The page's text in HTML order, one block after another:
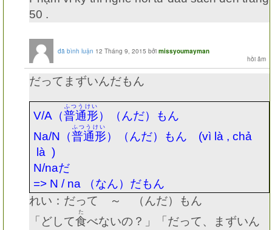
50 .
đã bình luận 12 Tháng 9, 2015 bởi missyoumayman
だってまずいんだもん
V/A （普通形
ふつうけい
）（んだ）もん
Na/N （普通形
ふつうけい
）（んだ）もん (vì là , chả
là )
N/naだ
=> N / na
（なん）だもん
れい：だって ～ （んだ）もん
「どして食
た
べないの？」「だって、まずいん